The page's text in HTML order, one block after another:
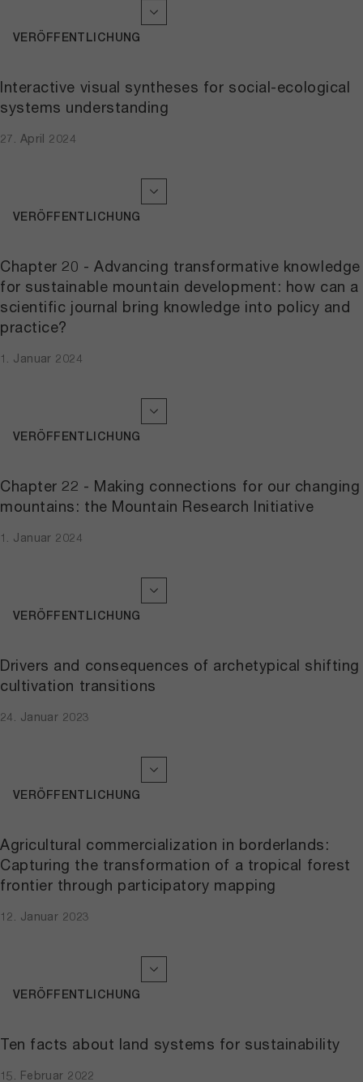
Interactive visual syntheses for social-ecological
systems understanding
27. April 2024
VERÖFFENTLICHUNG
Chapter 20 - Advancing transformative knowledge
for sustainable mountain development: how can a
scientific journal bring knowledge into policy and
practice?
1. Januar 2024
VERÖFFENTLICHUNG
Chapter 22 - Making connections for our changing
mountains: the Mountain Research Initiative
1. Januar 2024
VERÖFFENTLICHUNG
Drivers and consequences of archetypical shifting
cultivation transitions
24. Januar 2023
VERÖFFENTLICHUNG
Agricultural commercialization in borderlands:
Capturing the transformation of a tropical forest
frontier through participatory mapping
12. Januar 2023
VERÖFFENTLICHUNG
Ten facts about land systems for sustainability
15. Februar 2022
VERÖFFENTLICHUNG